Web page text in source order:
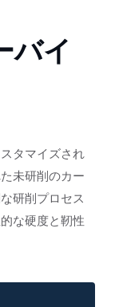
バイ
タマイズされ
未研削のカー
研削プロセス
な硬度と靭性